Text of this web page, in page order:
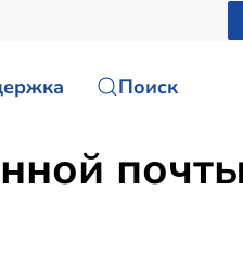
Поиск